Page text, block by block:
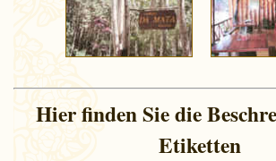
Hier finden Sie die
Etiketten